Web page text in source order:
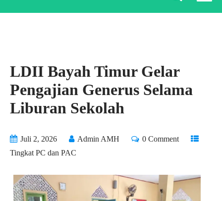
LDII Bayah Timur Gelar
Pengajian Generus Selama
Liburan Sekolah
Juli 2, 2026 Admin AMH
0 Comment
Tingkat PC dan PAC